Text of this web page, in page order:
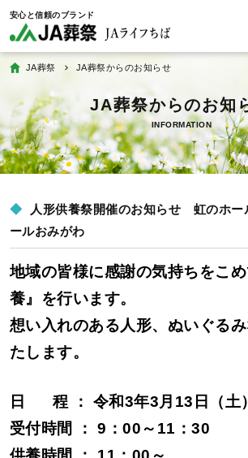
JA葬祭 JA葬祭からのお知らせ
INFORMATION
人形供養祭開催のお知らせ 虹のホー
ールおみがわ
地域の皆様に感謝の気持ちをこ
養』を行います。
想い入れのある人形、ぬいぐる
たします。
日 程 ： 令和3年3月13日（土）
受付時間 ： 9：00～11：30